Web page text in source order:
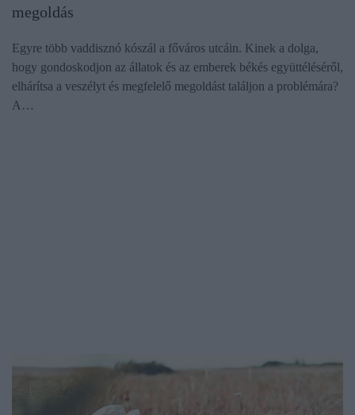
megoldás
Egyre több vaddisznó kószál a főváros utcáin. Kinek a dolga,
hogy gondoskodjon az állatok és az emberek békés együttéléséről,
elhárítsa a veszélyt és megfelelő megoldást találjon a problémára?
A…